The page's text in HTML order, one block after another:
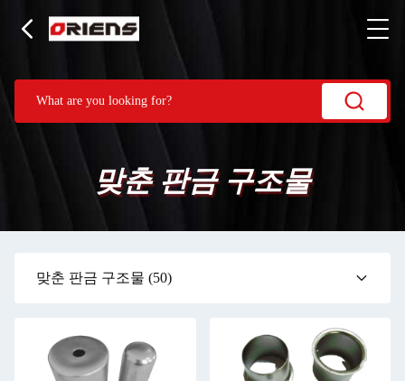
맞춘 판금 구조물
맞춘 판금 구조물 (50)